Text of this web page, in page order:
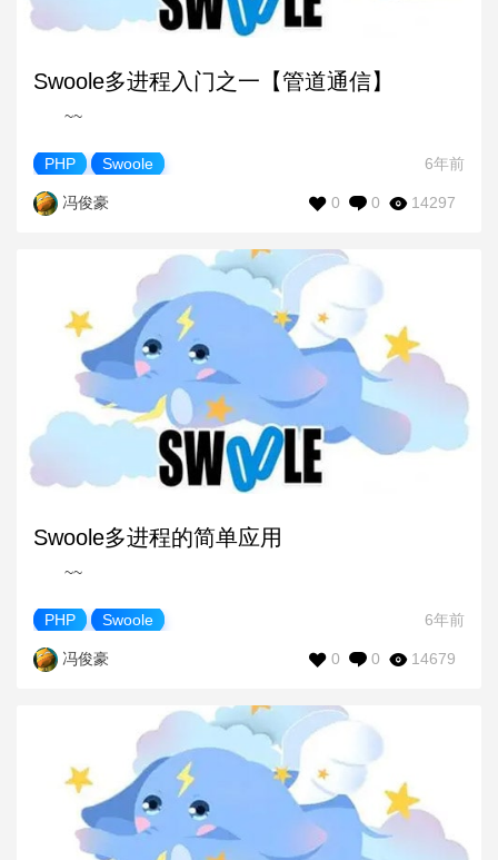
Swoole多进程入门之一【管道通信】
~~
PHP Swoole 6年前
冯俊豪 14297
0
0
Swoole多进程的简单应用
~~
PHP Swoole 6年前
冯俊豪 14679
0
0